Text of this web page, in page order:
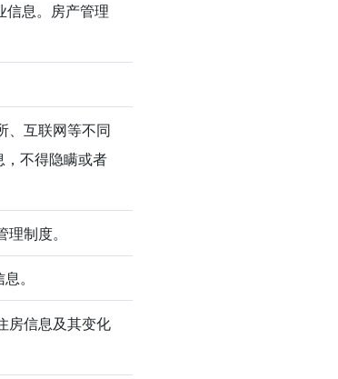
信息。房产管理
、互联网等不同
不得隐瞒或者
制度。
。
房信息及其变化